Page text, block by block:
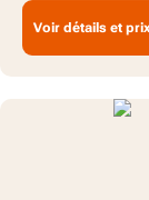
Voir détails et prix